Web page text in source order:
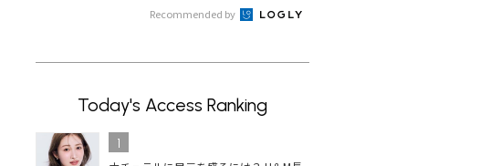
Recommended by
Today's Access Ranking
1